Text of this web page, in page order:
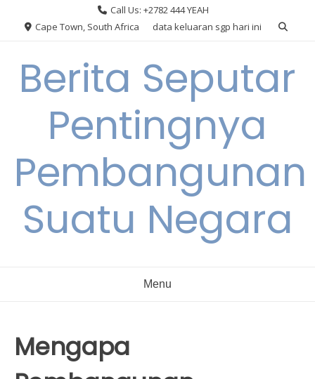
Call Us: +2782 444 YEAH
Cape Town, South Africa
data keluaran sgp hari ini
Berita Seputar
Pentingnya
Pembangunan
Suatu Negara
Menu
Mengapa